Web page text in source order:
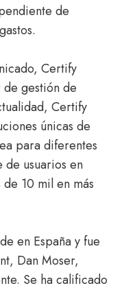
de
Certify
gestión de
Certify
únicas de
para diferentes
de usuarios en
10 mil en más
en España y fue
Dan Moser,
Se ha calificado